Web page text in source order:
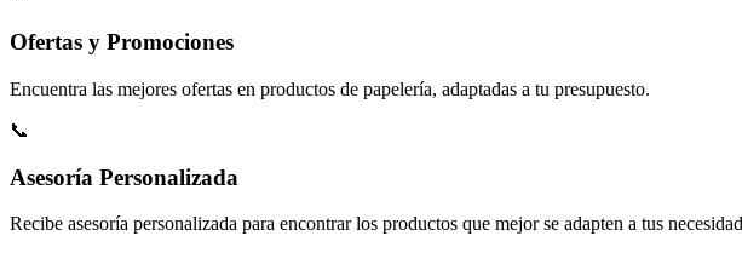
Ofertas y Promociones
Encuentra las mejores ofertas en productos de papelería, adaptadas a tu presupuesto.
📞
Asesoría Personalizada
Recibe asesoría personalizada para encontrar los productos que mejor se adapten a tus